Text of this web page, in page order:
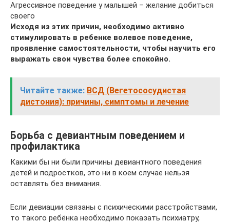
Агрессивное поведение у малышей – желание добиться
своего
Исходя из этих причин, необходимо активно
стимулировать в ребенке волевое поведение,
проявление самостоятельности, чтобы научить его
выражать свои чувства более спокойно.
Читайте также: ВСД (Вегетососудистая
дистония): причины, симптомы и лечение
Борьба с девиантным поведением и
профилактика
Какими бы ни были причины девиантного поведения
детей и подростков, это ни в коем случае нельзя
оставлять без внимания.
Если девиации связаны с психическими расстройствами,
то такого ребёнка необходимо показать психиатру,